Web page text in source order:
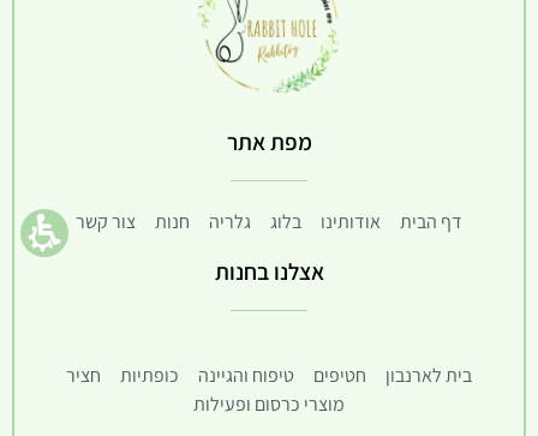
מפת אתר
דף הבית אודותינו בלוג גלריה חנות צור קשר
אצלנו בחנות
בית לארנבון חטיפים טיפוח והגיינה כופתיות
חציר
מוצרי כרסום ופעילות